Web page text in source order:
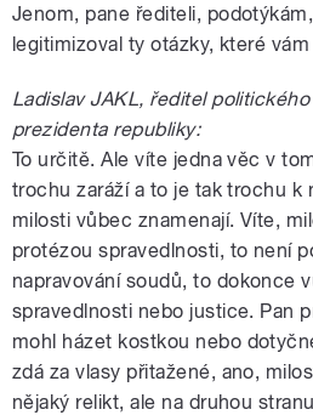
Jenom, pane řediteli,
legitimizoval ty otázky, které
Ladislav JAKL, ředitel
prezidenta republiky:
To určitě. Ale víte jedna věc v
trochu zaráží a to je tak trochu
milosti vůbec znamenají. Víte,
protézou spravedlnosti, to není
napravování soudů, to dokonce
spravedlnosti nebo justice. Pan
mohl házet kostkou nebo
zdá za vlasy přitažené, ano,
nějaký relikt, ale na druhou